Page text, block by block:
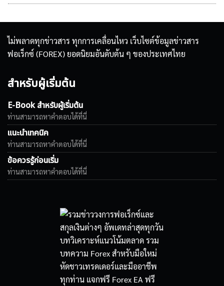
ไม่พลาดทุกข่าวสาร ทุกการเคลื่อนไหว เว็บไซต์ข้อมูลข่าวสาร
ฟอเร็กซ์ (FOREX) ยอดนิยมอันดับต้น ๆ ของประเทศไทย
สำหรับผู้เริ่มต้น
E-Book สำหรับผู้เริ่มต้น
ท่านสามารถหาคำตอบได้ที่นี่
แนะนำเทคนิค
ท่านสามารถหาคำตอบได้ที่นี่
ข้อควรรู้ก่อนเริ่ม
ท่านสามารถหาคำตอบได้ที่นี่